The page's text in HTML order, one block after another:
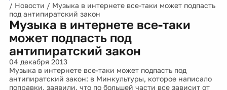
/ Новости / Музыка в интернете все-таки может подпасть
под антипиратский закон
Музыка в интернете все-таки
может подпасть под
антипиратский закон
04 декабря 2013
Музыка в интернете все-таки может подпасть под
антипиратский закон: в Минкультуры, которое написало
поправки, заявили, что по большей части все зависит от